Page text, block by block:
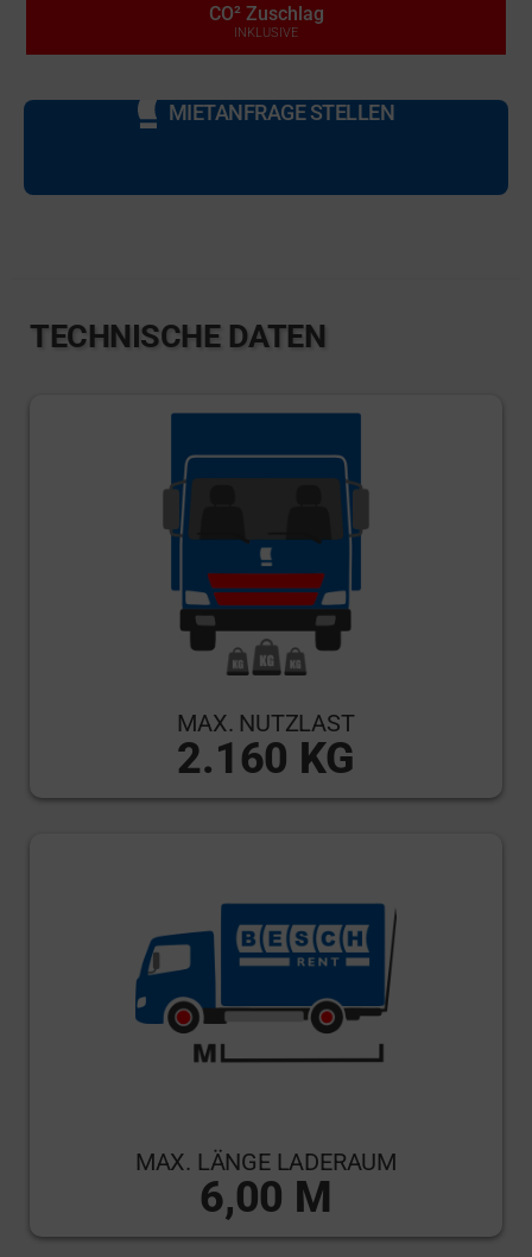
CO² Zuschlag
INKLUSIVE
MIETANFRAGE STELLEN
TECHNISCHE DATEN
MAX. NUTZLAST
2.160 KG
MAX. LÄNGE LADERAUM
6,00 M